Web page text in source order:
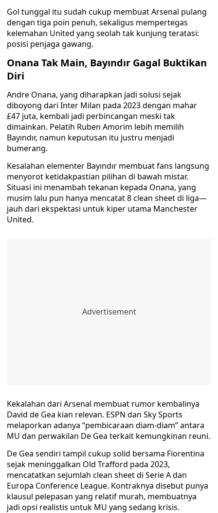
Gol tunggal itu sudah cukup membuat Arsenal pulang
dengan tiga poin penuh, sekaligus mempertegas
kelemahan United yang seolah tak kunjung teratasi:
posisi penjaga gawang.
Onana Tak Main, Bayındır Gagal Buktikan
Diri
Andre Onana, yang diharapkan jadi solusi sejak
diboyong dari Inter Milan pada 2023 dengan mahar
£47 juta, kembali jadi perbincangan meski tak
dimainkan. Pelatih Ruben Amorim lebih memilih
Bayındır, namun keputusan itu justru menjadi
bumerang.
Kesalahan elementer Bayındır membuat fans langsung
menyorot ketidakpastian pilihan di bawah mistar.
Situasi ini menambah tekanan kepada Onana, yang
musim lalu pun hanya mencatat 8 clean sheet di liga—
jauh dari ekspektasi untuk kiper utama Manchester
United.
Kekalahan dari Arsenal membuat rumor kembalinya
David de Gea kian relevan. ESPN dan Sky Sports
melaporkan adanya “pembicaraan diam-diam” antara
MU dan perwakilan De Gea terkait kemungkinan reuni.
De Gea sendiri tampil cukup solid bersama Fiorentina
sejak meninggalkan Old Trafford pada 2023,
mencatatkan sejumlah clean sheet di Serie A dan
Europa Conference League. Kontraknya disebut punya
klausul pelepasan yang relatif murah, membuatnya
jadi opsi realistis untuk MU yang sedang krisis.